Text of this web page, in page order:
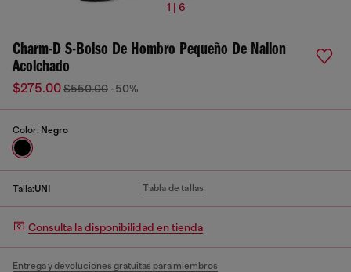
1 | 6
Charm-D S-Bolso De Hombro Pequeño De Nailon
Acolchado
$275.00$550.00 -50%
Color: Negro
Talla:UNI Tabla de tallas
Consulta la disponibilidad en tienda
Entrega y devoluciones gratuitas para miembros